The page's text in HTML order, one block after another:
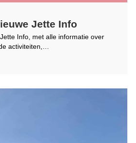
Jette Info
Info, met alle informatie over
activiteiten,…